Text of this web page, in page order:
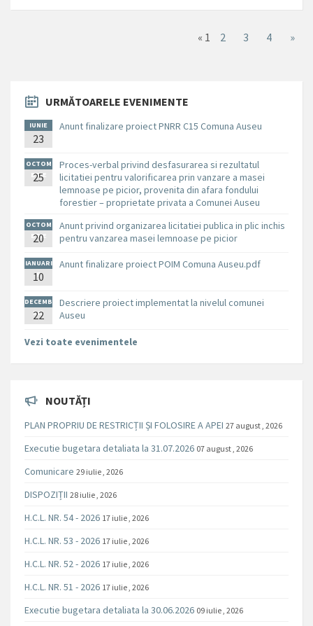
« 1 2 3 4 »
URMĂTOARELE EVENIMENTE
IUNIE
23
Anunt finalizare proiect PNRR C15 Comuna Auseu
OCTOM
BRIE
25
Proces-verbal privind desfasurarea si rezultatul
licitatiei pentru valorificarea prin vanzare a masei
lemnoase pe picior, provenita din afara fondului
forestier – proprietate privata a Comunei Auseu
OCTOM
BRIE
20
Anunt privind organizarea licitatiei publica in plic inchis
pentru vanzarea masei lemnoase pe picior
IANUARI
E
10
Anunt finalizare proiect POIM Comuna Auseu.pdf
DECEMB
RIE
22
Descriere proiect implementat la nivelul comunei
Auseu
Vezi toate evenimentele
NOUTĂȚI
PLAN PROPRIU DE RESTRICȚII ȘI FOLOSIRE A APEI 27 august , 2026
Executie bugetara detaliata la 31.07.2026 07 august , 2026
Comunicare 29 iulie , 2026
DISPOZIȚII 28 iulie , 2026
H.C.L. NR. 54 - 2026 17 iulie , 2026
H.C.L. NR. 53 - 2026 17 iulie , 2026
H.C.L. NR. 52 - 2026 17 iulie , 2026
H.C.L. NR. 51 - 2026 17 iulie , 2026
Executie bugetara detaliata la 30.06.2026 09 iulie , 2026